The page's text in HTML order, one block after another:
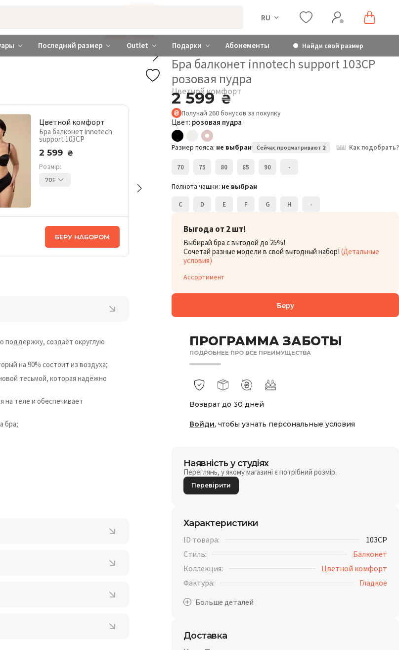
и Украина RU
Последний размер Outlet Подарки Абонементы Найди свой размер
ДОБАВЬ ТРУСИКИ
Бра балконет innotech support 103CP
розовая пудра
Цветной комфорт
2 599₴
Получай 260бонусов за покупку
Цвет: розовая пудра
Размер пояса: не выбран Сейчас просматривают 2 Как подобрать?
70 75 80 85 90 -
Полнота чашки: не выбран
C D E F G H -
Выгода от 2 шт!
Выбирай бра с выгодой до 25%!
Сочетай разные модели в свой выгодный набор! (Детальные
условия)
Ассортимент
Беру
ПРОГРАММА ЗАБОТЫ
ПОДРОБНЕЕ ПРО ВСЕ ПРЕИМУЩЕСТВА
Возврат до 30 дней
Войди, чтобы узнать персональные условия
Наявність у студіях
Переглянь, у якому магазині є потрібний розмір.
Перевірити
Характеристики
ID товара:
103CP
Стиль:
Балконет
Коллекция:
Цветной комфорт
Фактура:
Гладкое
Доставка
Цветной комфорт
Бра балконет innotech
support 103CP
2 599 ₴
Розмір:
70F
БЕРУ НАБОРОМ
Цветной комфорт
2 599
Розмір:
ЦЕНА НАБОРА:
4 158₴
поддержку, создаёт округлую
на 90% состоит из воздуха;
тесьмой, которая надёжно
на теле и обеспечивает
бра;